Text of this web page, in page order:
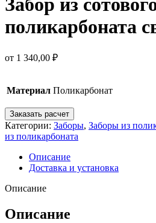
поликарбоната
от 1 340,00 ₽
Материал Поликарбонат
Заказать расчет
Категории: Заборы, Заборы из
из поликарбоната
Описание
Доставка и установка
Описание
Описание